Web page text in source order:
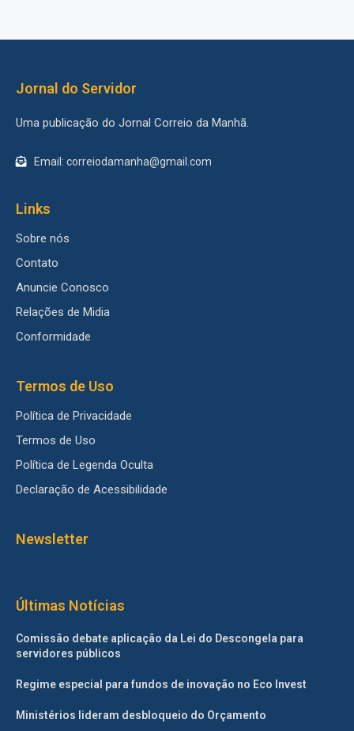
Jornal do Servidor
Uma publicação do Jornal Correio da Manhã.
Email: correiodamanha@gmail.com
Links
Sobre nós
Contato
Anuncie Conosco
Relações de Midia
Conformidade
Termos de Uso
Política de Privacidade
Termos de Uso
Política de Legenda Oculta
Declaração de Acessibilidade
Newsletter
Últimas Notícias
Comissão debate aplicação da Lei do Descongela para
servidores públicos
Regime especial para fundos de inovação no Eco Invest
Ministérios lideram desbloqueio do Orçamento